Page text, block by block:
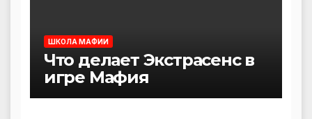
ШКОЛА МАФИИ
Что делает Экстрасенс в
игре Мафия